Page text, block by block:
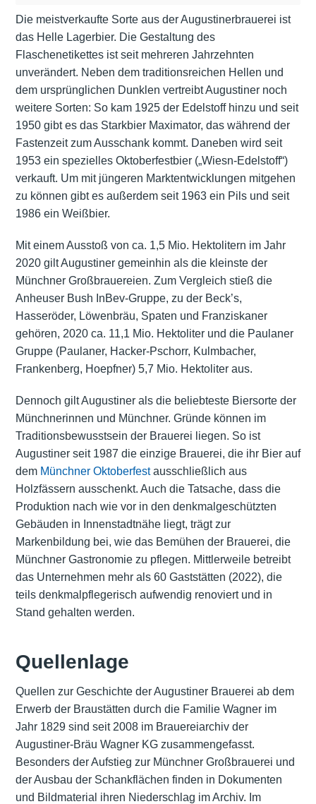
Die meistverkaufte Sorte aus der Augustinerbrauerei ist
das Helle Lagerbier. Die Gestaltung des
Flaschenetikettes ist seit mehreren Jahrzehnten
unverändert. Neben dem traditionsreichen Hellen und
dem ursprünglichen Dunklen vertreibt Augustiner noch
weitere Sorten: So kam 1925 der Edelstoff hinzu und seit
1950 gibt es das Starkbier Maximator, das während der
Fastenzeit zum Ausschank kommt. Daneben wird seit
1953 ein spezielles Oktoberfestbier („Wiesn-Edelstoff“)
verkauft. Um mit jüngeren Marktentwicklungen mitgehen
zu können gibt es außerdem seit 1963 ein Pils und seit
1986 ein Weißbier.
Mit einem Ausstoß von ca. 1,5 Mio. Hektolitern im Jahr
2020 gilt Augustiner gemeinhin als die kleinste der
Münchner Großbrauereien. Zum Vergleich stieß die
Anheuser Bush InBev-Gruppe, zu der Beck’s,
Hasseröder, Löwenbräu, Spaten und Franziskaner
gehören, 2020 ca. 11,1 Mio. Hektoliter und die Paulaner
Gruppe (Paulaner, Hacker-Pschorr, Kulmbacher,
Frankenberg, Hoepfner) 5,7 Mio. Hektoliter aus.
Dennoch gilt Augustiner als die beliebteste Biersorte der
Münchnerinnen und Münchner. Gründe können im
Traditionsbewusstsein der Brauerei liegen. So ist
Augustiner seit 1987 die einzige Brauerei, die ihr Bier auf
dem Münchner Oktoberfestausschließlich aus
Holzfässern ausschenkt. Auch die Tatsache, dass die
Produktion nach wie vor in den denkmalgeschützten
Gebäuden in Innenstadtnähe liegt, trägt zur
Markenbildung bei, wie das Bemühen der Brauerei, die
Münchner Gastronomie zu pflegen. Mittlerweile betreibt
das Unternehmen mehr als 60 Gaststätten (2022), die
teils denkmalpflegerisch aufwendig renoviert und in
Stand gehalten werden.
Quellenlage
Quellen zur Geschichte der Augustiner Brauerei ab dem
Erwerb der Braustätten durch die Familie Wagner im
Jahr 1829 sind seit 2008 im Brauereiarchiv der
Augustiner-Bräu Wagner KG zusammengefasst.
Besonders der Aufstieg zur Münchner Großbrauerei und
der Ausbau der Schankflächen finden in Dokumenten
und Bildmaterial ihren Niederschlag im Archiv. Im